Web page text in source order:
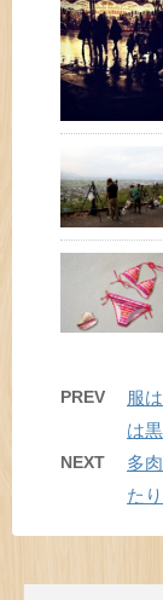
PREV
服
は
NEXT
多
た